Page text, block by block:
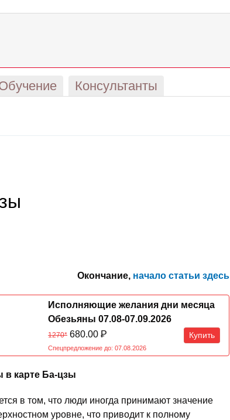
Консультанты
Окончание, начало статьи здесь
Исполняющие желания дни месяца
Обезьяны 07.08-07.09.2026
1270* 680.00 Р Купить
Спецпредложение до: 07.08.2026
в карте Ба-цзы
в том, что люди иногда принимают значение
уровне, что приводит к полному